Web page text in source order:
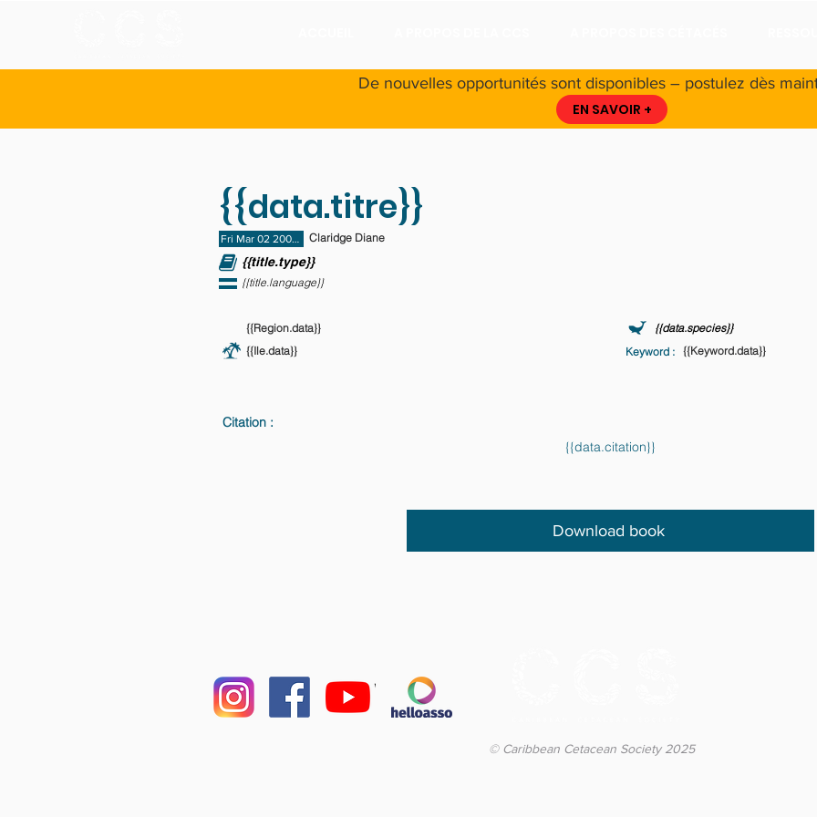
De nouvelles opportunités sont disponibles – postulez dès
EN SAVOIR +
{{data.titre}}
Fri Mar 02 2001 23:00:00 GMT+0000 (Coordinated Universal Time) - Fri Nov 30 2001 23:00:00 GMT+0000 (Coordinated
Claridge Diane
{{title.type}}
{{title.language}}
{{Region.data}}
{{Ile.data}}
{{data.species}}
Keyword : {{Keyword.data}}
Citation :
{{data.citation}}
Download book
© Caribbean Cetacean Society 2025